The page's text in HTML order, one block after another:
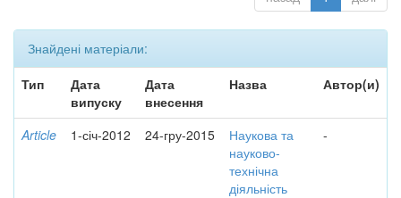
Знайдені матеріали:
Тип
Дата
випуску
Дата
внесення
Назва Автор(и)
Article 1-січ-2012 24-гру-2015
Наукова та
науково-
технічна
діяльність
-